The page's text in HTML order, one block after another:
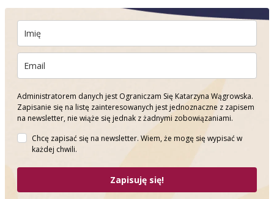
Administratorem danych jest Ograniczam Się Katarzyna Wągrowska.
Zapisanie się na listę zainteresowanych jest jednoznaczne z zapisem
na newsletter, nie wiąże się jednak z żadnymi zobowiązaniami.
Chcę zapisać się na newsletter. Wiem, że mogę się wypisać w
każdej chwili.
Zapisuję się!